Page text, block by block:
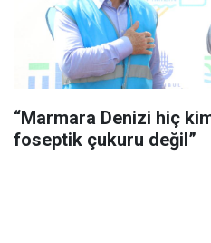
“Marmara Denizi hiç
foseptik çukuru değil”